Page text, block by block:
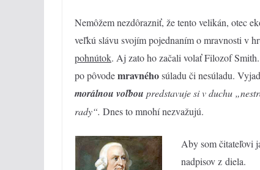
Nemôžem nezdôrazniť, že tento velikán, otec
veľkú slávu svojím pojednaním o mravnosti v
pohnútok. Aj zato ho začali volať Filozof
po pôvodemravnéhosúladu či nesúladu.
morálnou voľbou predstavuje si v duchu
rady“. Dnes to mnohí nezvažujú.
Aby som čitateľovi
nadpisov z diela.